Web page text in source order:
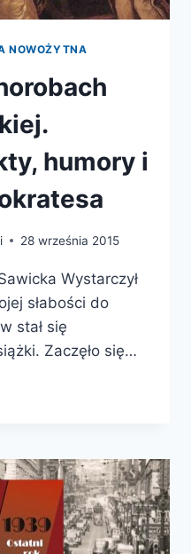
NOWOŻYTNA
humory i
28 września 2015
Wystarczył
słabości do
stał się
Zaczęło się…